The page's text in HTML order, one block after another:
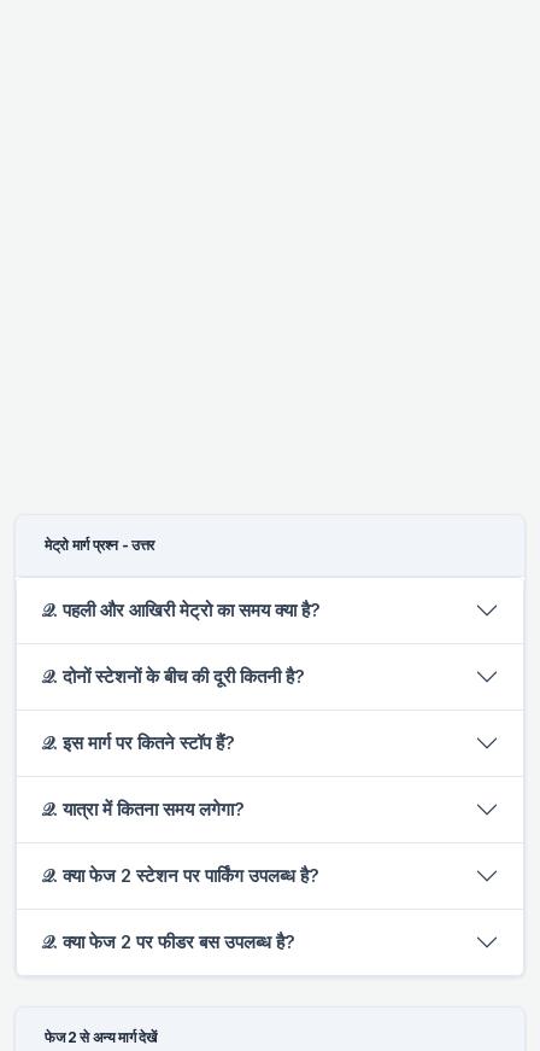
मेट्रो मार्ग प्रश्न - उत्तर
𝒬. पहली और आखिरी मेट्रो का समय क्या है?
𝒬. दोनों स्टेशनों के बीच की दूरी कितनी है?
𝒬. इस मार्ग पर कितने स्टॉप हैं?
𝒬. यात्रा में कितना समय लगेगा?
𝒬. क्या फेज 2 स्टेशन पर पार्किंग उपलब्ध है?
𝒬. क्या फेज 2 पर फीडर बस उपलब्ध है?
फेज 2 से अन्य मार्ग देखें